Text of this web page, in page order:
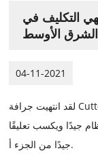
التكليف في
الشرق الأوسط
04-11-2021
لقد انتهيت جرافة Cutter Suction الجديدة التي تم تسليمها للتو من
جيدًا ويكسب تعليقًا
جيدًا من الجزء أ.